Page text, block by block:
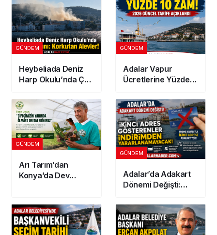
GÜNDEM
Heybeliada Deniz
Harp Okulu’nda Çatı
Alevler!
GÜNDEM
Adalar Vapur
Ücretlerine Yüzde
Güncel Tarife
Açıklandı
GÜNDEM
Arı Tarım’dan
Konya’da Dev
Jeotermal Sera
Kuruluyor
GÜNDEM
Adalar’da Adakart
Dönemi Değişti:
Gösterenler
İndirimden
Yararlanamayacak